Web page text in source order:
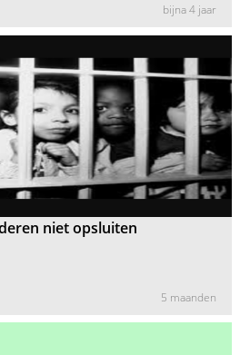
bijna 4 jaar
niet opsluiten
5 maanden